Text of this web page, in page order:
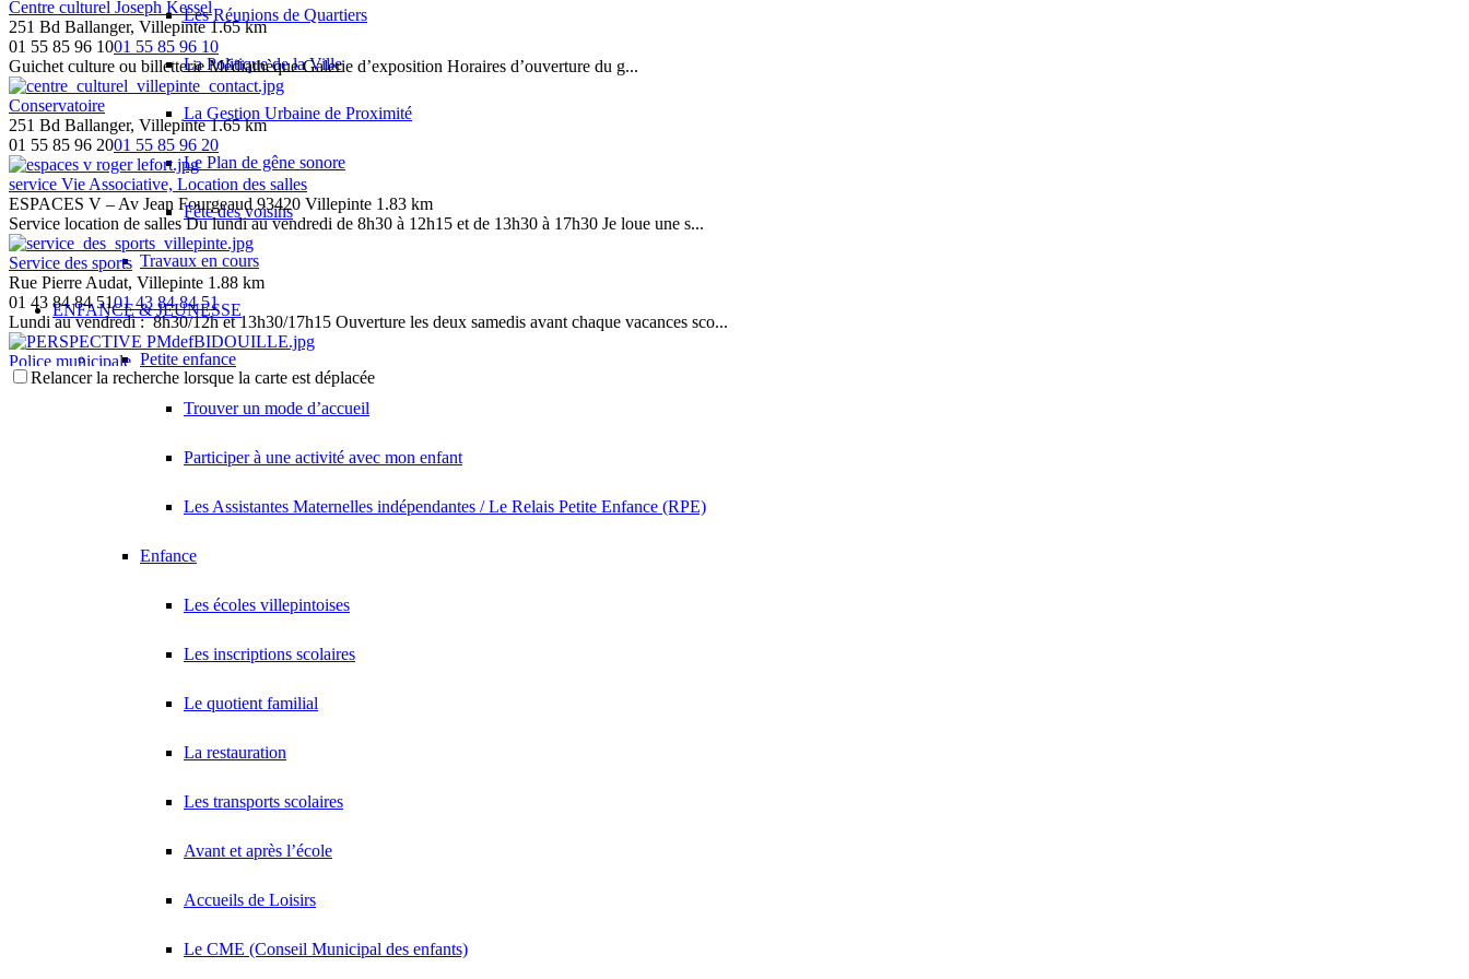
Les Réunions de Quartiers
La Politique de la Ville
La Gestion Urbaine de Proximité
Le Plan de gêne sonore
Fête des voisins
Travaux en cours
ENFANCE & JEUNESSE
Petite enfance
Trouver un mode d’accueil
Participer à une activité avec mon enfant
Les Assistantes Maternelles indépendantes / Le Relais Petite Enfance (RPE)
Enfance
Les écoles villepintoises
Les inscriptions scolaires
Le quotient familial
La restauration
Les transports scolaires
Avant et après l’école
Accueils de Loisirs
Le CME (Conseil Municipal des enfants)
Service Jeunesse
8 allée des écureuils, 93420 Villepinte
01 41 52 53 1001 41 52 53 10
Service Jeunesse Du lundi au vendredi : 8h30/11h45 et 13h30/17h15
Service Logement - Habitat
Villepinte
01 41 52 53 0001 41 52 53 00
Adresse Centre Administratif Bâtiment F Le service logement vous accueille uniquement sur rendez-...
Centre culturel Joseph Kessel
251 Bd Ballanger, Villepinte 1.65 km
01 55 85 96 1001 55 85 96 10
Guichet culture ou billetterie Médiathèque Galerie d’exposition Horaires d’ouverture du g...
Conservatoire
251 Bd Ballanger, Villepinte 1.65 km
01 55 85 96 2001 55 85 96 20
service Vie Associative, Location des salles
ESPACES V – Av Jean Fourgeaud 93420 Villepinte 1.83 km
Service location de salles Du lundi au vendredi de 8h30 à 12h15 et de 13h30 à 17h30 Je loue une s...
Service des sports
Rue Pierre Audat, Villepinte 1.88 km
01 43 84 84 5101 43 84 84 51
Lundi au vendredi : 8h30/12h et 13h30/17h15 Ouverture les deux samedis avant chaque vacances sco...
Police municipale
rue Clarissa jean-Philippe 93420 Villepinte 1.92 km
01 41 52 10 20
Du lundi au vendredi : 8h30/12h et 13h30/17h Fermé le samedi Horaires d’intervention des agents s...
01 41 52 53 02
01 41 52 53 08
01 41 52 53 14
Adresse Centre Administratif 16/32 rue Paul Vaillant Couturier 93420 Villepinte Horaires Lundi, ...
Service Logement - Habitat
01 41 52 53 00
Adresse Centre Administratif Bâtiment F Le service logement vous accueille uniquement sur rendez-...
Direction Politique de la ville - Démarches quartiers
01 41 52 53 00
Centre administratif – Bâtiment F – 1er étage Du lundi au vendredi : 8h30/11h45 et 13...
Relancer la recherche lorsque la carte est déplacée